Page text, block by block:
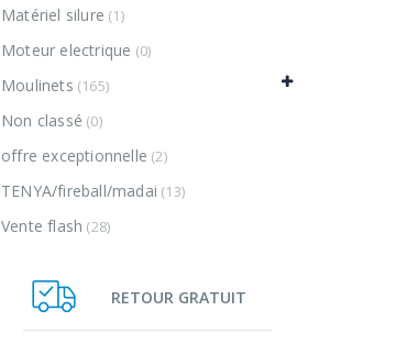
Matériel silure (1)
Moteur electrique (0)
Moulinets (165)
Non classé (0)
offre exceptionnelle (2)
TENYA/fireball/madai (13)
Vente flash (28)
RETOUR GRATUIT